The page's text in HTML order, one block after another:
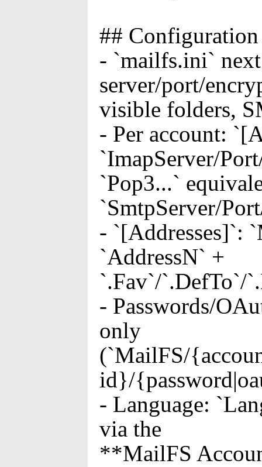
## Configuration
- `mailfs.ini`
server/port/
visible folders,
- Per account:
`ImapServer/
`Pop3...`
`SmtpServer/
- `[Addresses]`:
`AddressN` +
`.Fav`/`.DefTo`/
- Passwords/
only
(`MailFS/
id}/
- Language:
via the
**MailFS